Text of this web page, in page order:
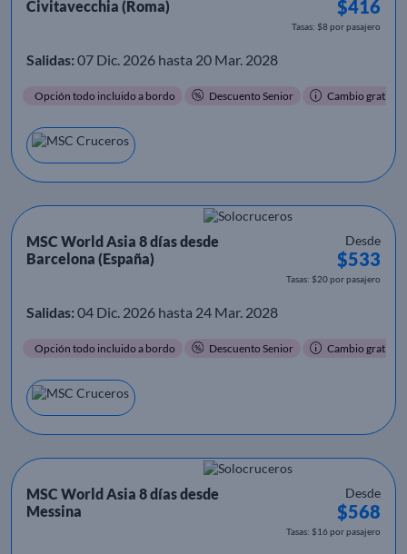
Civitavecchia (Roma)
$416
Tasas: $8 por pasajero
Salidas: 07 Dic. 2026 hasta 20 Mar. 2028
Opción todo incluido a bordo Descuento Senior Cambio gratis
MSC World Asia 8 días desde
Barcelona (España)
Desde
$533
Tasas: $20 por pasajero
Salidas: 04 Dic. 2026 hasta 24 Mar. 2028
Opción todo incluido a bordo Descuento Senior Cambio gratis
MSC World Asia 8 días desde
Messina
Desde
$568
Tasas: $16 por pasajero